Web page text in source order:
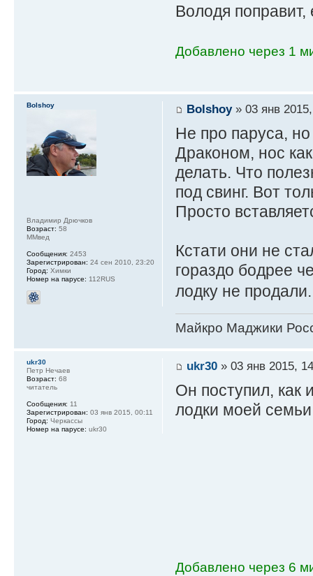
Володя поправит,
Добавлено через 1
Bolshoy» 03 янв
Не про паруса,
Драконом, нос
делать. Что
под свинг. Вот
Просто
Кстати они не
гораздо бодрее
лодку не
Майкро Маджики
Bolshoy
Владимир Дрючков
Возраст: 58
ММвед
Сообщения: 2453
Зарегистрирован: 24 сен 2010, 23:20
Город: Химки
Номер на парусе: 112RUS
ukr30» 03 янв 2015,
Он поступил, как
лодки моей
Добавлено через 6
ukr30
Петр Нечаев
Возраст: 68
читатель
Сообщения: 11
Зарегистрирован: 03 янв 2015, 00:11
Город: Черкассы
Номер на парусе: ukr30